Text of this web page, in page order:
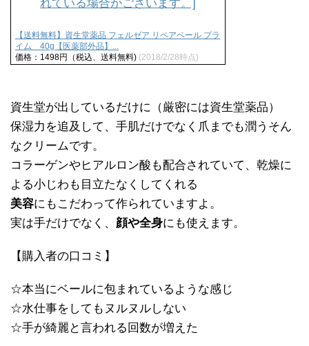
【送料無料】資生堂薬品 フェルゼア リペアベール プラ
イム 40g【医薬部外品】...
価格：1498円（税込、送料無料) (2018/2/28時点)
資生堂が出しているだけに（厳密には資生堂薬品）
保湿力を追及して、手肌だけでなく爪までも潤うそん
なクリームです。
コラーゲンやヒアルロン酸も配合されていて、乾燥に
よる小じわも目立たなくしてくれる
美容にもこだわって作られていますよ。
実は手だけでなく、 顔や全身にも使えます。
【購入者の口コミ】
☆本当にベールに包まれているような感じ
☆水仕事をしてもヌルヌルしない
☆手が綺麗と言われる回数が増えた